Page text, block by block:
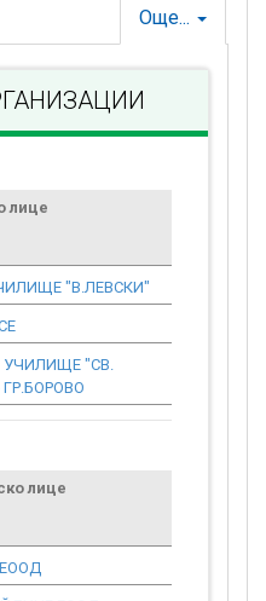
Още...
лице
"В.ЛЕВСКИ"
УЧИЛИЩЕ "СВ.
лице
ЕООД